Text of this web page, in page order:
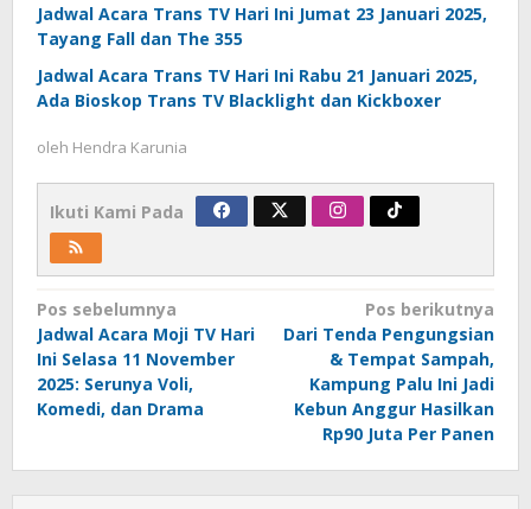
Jadwal Acara Trans TV Hari Ini Jumat 23 Januari 2025,
Tayang Fall dan The 355
Jadwal Acara Trans TV Hari Ini Rabu 21 Januari 2025,
Ada Bioskop Trans TV Blacklight dan Kickboxer
oleh Hendra Karunia
Ikuti Kami Pada
Navigasi
pos
Pos sebelumnya
Jadwal Acara Moji TV Hari
Ini Selasa 11 November
2025: Serunya Voli,
Komedi, dan Drama
Pos berikutnya
Dari Tenda Pengungsian
& Tempat Sampah,
Kampung Palu Ini Jadi
Kebun Anggur Hasilkan
Rp90 Juta Per Panen